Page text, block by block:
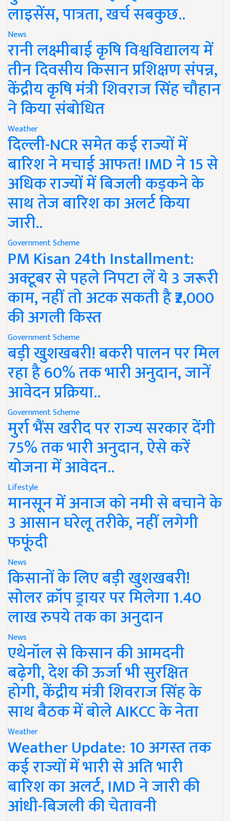
लाइसेंस, पात्रता, खर्च सबकुछ..
News
रानी लक्ष्मीबाई कृषि विश्वविद्यालय में
तीन दिवसीय किसान प्रशिक्षण संपन्न,
केंद्रीय कृषि मंत्री शिवराज सिंह चौहान
ने किया संबोधित
Weather
दिल्ली-NCR समेत कई राज्यों में
बारिश ने मचाई आफत! IMD ने 15 से
अधिक राज्यों में बिजली कड़कने के
साथ तेज बारिश का अलर्ट किया
जारी..
Government Scheme
PM Kisan 24th Installment:
अक्टूबर से पहले निपटा लें ये 3 जरूरी
काम, नहीं तो अटक सकती है ₹2,000
की अगली किस्त
Government Scheme
बड़ी खुशखबरी! बकरी पालन पर मिल
रहा है 60% तक भारी अनुदान, जानें
आवेदन प्रक्रिया..
Government Scheme
मुर्रा भैंस खरीद पर राज्य सरकार देंगी
75% तक भारी अनुदान, ऐसे करें
योजना में आवेदन..
Lifestyle
मानसून में अनाज को नमी से बचाने के
3 आसान घरेलू तरीके, नहीं लगेगी
फफूंदी
News
किसानों के लिए बड़ी खुशखबरी!
सोलर क्रॉप ड्रायर पर मिलेगा 1.40
लाख रुपये तक का अनुदान
News
एथेनॉल से किसान की आमदनी
बढ़ेगी, देश की ऊर्जा भी सुरक्षित
होगी, केंद्रीय मंत्री शिवराज सिंह के
साथ बैठक में बोले AIKCC के नेता
Weather
Weather Update: 10 अगस्त तक
कई राज्यों में भारी से अति भारी
बारिश का अलर्ट, IMD ने जारी की
आंधी-बिजली की चेतावनी